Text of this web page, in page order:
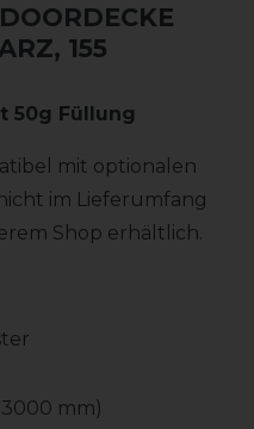
155
50g Füllung
mit optionalen
im Lieferumfang
Shop erhältlich.
3000 mm)